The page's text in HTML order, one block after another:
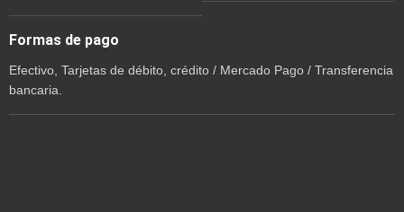
Formas de pago
Efectivo, Tarjetas de débito, crédito / Mercado Pago / Transferencia
bancaria.